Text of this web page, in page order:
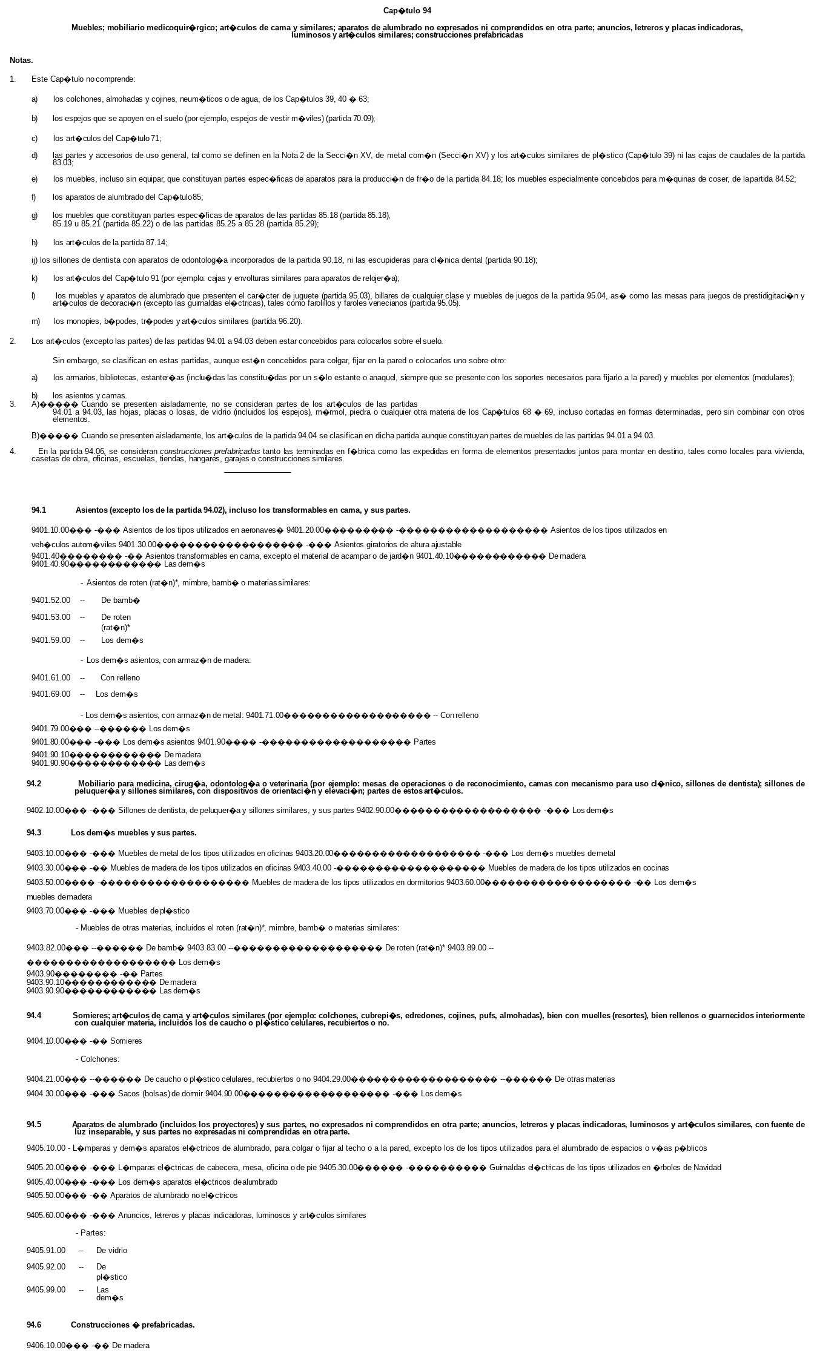
Cap�tulo 94
Muebles; mobiliario medicoquir�rgico; art�culos de cama y similares; aparatos de alumbrado no expresados ni comprendidosen otraparte; anuncios, letreros y placas indicadoras,
luminosos y art�culos similares; construcciones prefabricadas
Notas.
1. Este Cap�tulo nocomprende:
a) los colchones, almohadas y cojines, neum�ticos o de agua, de los Cap�tulos 39, 40 � 63;
b) los espejos que se apoyen en el suelo (por ejemplo, espejos de vestir m�viles) (partida 70.09);
c) losart�culosdelCap�tulo71;
d) laspartes y accesorios de uso general, talcomo se definen en la Nota2 de la Secci�n XV, de metal com�n (Secci�n XV) y los art�culos similares de pl�stico (Cap�tulo 39) ni lascajas de caudalesde lapartida
83.03;
e)
losmuebles, inclusosinequipar,queconstituyan partes espec�ficasdeaparatos para la producci�n de fr�o de la partida 84.18; los muebles especialmente concebidosparam�quinas decoser, de lapartida 84.52;
f) losaparatosdealumbradodelCap�tulo85;
g) los muebles que constituyan partes espec�ficas de aparatos de laspartidas 85.18(partida 85.18),
85.19 u 85.21 (partida 85.22) o de las partidas 85.25 a 85.28 (partida 85.29);
h) los art�culos de la partida 87.14;
ij) los sillones de dentista con aparatos de odontolog�a incorporados de la partida 90.18, ni las escupideras para cl�nica dental (partida 90.18);
k) los art�culos del Cap�tulo 91 (por ejemplo: cajas y envolturas similares para aparatos de relojer�a);
l) los muebles yaparatos dealumbradoque presentenel car�cter de juguete (partida 95.03), billaresde cualquierclase y muebles de juegos de la partida95.04, as� como lasmesaspara juegos de prestidigitaci�n y
art�culosdedecoraci�n (excepto lasguirnaldas el�ctricas), tales como farolillos y faroles venecianos (partida 95.05).
m) los monopies, b�podes, tr�podesyart�culos similares (partida 96.20).
2. Los art�culos (excepto las partes) de las partidas 94.01 a 94.03 deben estar concebidos para colocarlossobre el suelo.
Sin embargo, se clasifican en estas partidas, aunque est�n concebidos para colgar, fijar en la pared o colocarlos uno sobre otro:
a) losarmarios, bibliotecas, estanter�as (inclu�das lasconstitu�das por un s�lo estante o anaquel, siempreque sepresentecon los soportes necesarios para fijarlo a la pared) y mueblesporelementos (modulares);
b) los asientos ycamas.
3.
A)����� Cuando se presenten aisladamente, no se consideran partes de los art�culos de las partidas
94.01 a 94.03, las hojas,placaso losas, de vidrio (incluidos losespejos), m�rmol,piedra o cualquier otra materiade losCap�tulos 68 � 69,incluso cortadasenformas determinadas, pero sin combinar con otros
elementos.
B)����� Cuando se presenten aisladamente, los art�culos de la partida 94.04 se clasifican en dicha partidaaunque constituyan partes de muebles de las partidas 94.01 a 94.03.
4.
En lapartida 94.06, se consideranconstrucciones prefabricadas tanto las terminadasen f�brica como lasexpedidasen forma deelementos presentados juntospara montar endestino, tales como locales para vivienda,
casetas de obra, oficinas, escuelas, tiendas, hangares, garajesoconstrucciones similares.
94.1 Asientos (excepto los de la partida 94.02), incluso los transformables en cama, y sus partes.
9401.10.00��� -��� Asientos de los tipos utilizados en aeronaves� 9401.20.00��������� -������������������� Asientos de los tipos utilizados en
veh�culos autom�viles 9401.30.00������������������� -��� Asientos giratorios de altura ajustable
9401.40�������� -�� Asientos transformables en cama, excepto el material de acampar o de jard�n 9401.40.10������������ Demadera
9401.40.90������������ Las dem�s
- Asientos de roten (rat�n)*, mimbre, bamb�omateriassimilares:
9401.52.00 --
De bamb�
9401.53.00
--
De roten
(rat�n)*
9401.59.00
-- Los dem�s
- Los dem�s asientos, con armaz�n de madera:
9401.61.00 --
Con relleno
9401.69.00
-- Los dem�s
- Los dem�s asientos, con armaz�n de metal: 9401.71.00�������������������-- Conrelleno
9401.79.00��� --������ Los dem�s
9401.80.00��� -��� Los dem�s asientos 9401.90���� -������������������� Partes
9401.90.10������������ Demadera
9401.90.90������������ Las dem�s
94.2 Mobiliario para medicina, cirug�a, odontolog�a oveterinaria(por ejemplo:mesas deoperaciones o de reconocimiento, camas con mecanismo para uso cl�nico, sillones dedentista); sillones de
peluquer�aysillones similares,condispositivos de orientaci�nyelevaci�n; partes de estosart�culos.
9402.10.00��� -��� Sillones de dentista, de peluquer�a y sillones similares, y sus partes 9402.90.00������������������� -��� Los dem�s
94.3 Los dem�s muebles y sus partes.
9403.10.00��� -��� Muebles de metal de los tipos utilizados en oficinas 9403.20.00�������������������-��� Los dem�smuebles demetal
9403.30.00��� -�� Muebles de madera de los tipos utilizados en oficinas 9403.40.00 -������������������� Muebles de madera de los tipos utilizados en cocinas
9403.50.00���� -������������������� Muebles de madera de los tipos utilizados en dormitorios 9403.60.00�������������������-�� Los dem�s
muebles demadera
9403.70.00��� -��� Muebles depl�stico
- Mueblesdeotras materias, incluidosel roten(rat�n)*, mimbre, bamb� omaterias similares:
9403.82.00��� --������ De bamb� 9403.83.00 --������������������� De roten (rat�n)* 9403.89.00 --
������������������� Los dem�s
9403.90�������� -�� Partes
9403.90.10������������ Demadera
9403.90.90������������ Las dem�s
94.4 Somieres; art�culosde cama y art�culos similares (por ejemplo: colchones, cubrepi�s, edredones, cojines, pufs, almohadas), bien con muelles (resortes), bien rellenos o guarnecidos interiormente
con cualquier materia, incluidos los de caucho o pl�stico celulares, recubiertos o no.
9404.10.00��� -�� Somieres
- Colchones:
9404.21.00��� --������ De caucho o pl�stico celulares, recubiertos o no9404.29.00�������������������--������ De otras materias
9404.30.00��� -��� Sacos (bolsas)de dormir 9404.90.00������������������� -��� Los dem�s
94.5 Aparatos de alumbrado (incluidos los proyectores)y sus partes, noexpresados ni comprendidos en otra parte; anuncios, letreros y placas indicadoras, luminososyart�culos similares, con fuente de
luzinseparable, y sus partesnoexpresadas ni comprendidasen otraparte.
9405.10.00 - L�mparas y dem�s aparatos el�ctricos de alumbrado, para colgar o fijar al techo o a la pared, excepto los de los tipos utilizados para el alumbrado de espacios o v�as p�blicos
9405.20.00��� -��� L�mparas el�ctricas de cabecera, mesa, oficina ode pie9405.30.00������-����������Guirnaldas el�ctricas de los tipos utilizados en �rboles de Navidad
9405.40.00��� -��� Los dem�s aparatos el�ctricos dealumbrado
9405.50.00��� -�� Aparatos de alumbrado noel�ctricos
9405.60.00��� -��� Anuncios, letreros y placas indicadoras, luminosos y art�culos similares
- Partes:
9405.91.00 --
De vidrio
9405.92.00
--
De
pl�stico
9405.99.00
--
Las
dem�s
94.6 Construcciones� prefabricadas.
9406.10.00��� -�� De madera